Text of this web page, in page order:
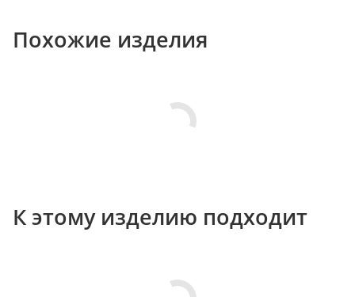
Похожие изделия
К этому изделию подходит